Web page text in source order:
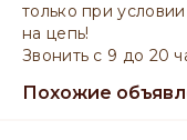
только при
на цепь!
Звонить с 9 до 20
Похожие